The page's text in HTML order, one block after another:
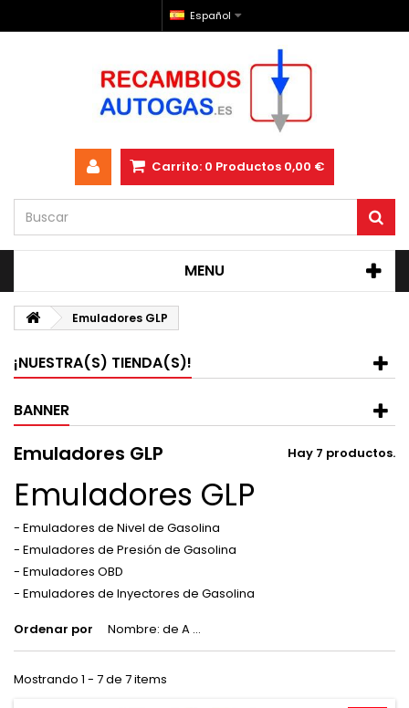
Español
Carrito: 0 Productos 0,00 €
MENU
Emuladores GLP
¡NUESTRA(S) TIENDA(S)!
BANNER
Emuladores GLP Hay 7 productos.
Emuladores GLP
- Emuladores de Nivel de Gasolina
- Emuladores de Presión de Gasolina
- Emuladores OBD
- Emuladores de Inyectores de Gasolina
Ordenar por Nombre: de A a Z
Mostrando 1 - 7 de 7 items